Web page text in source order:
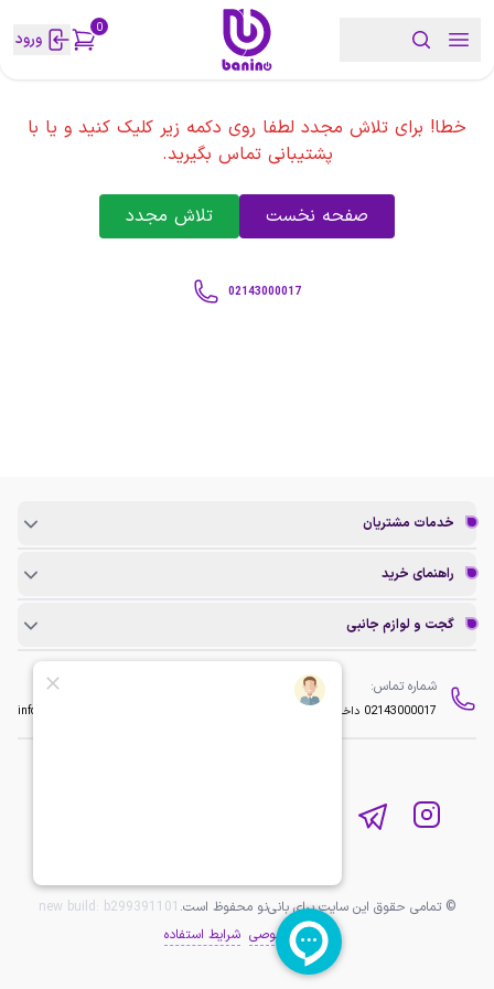
0 ورود
خطا! برای تلاش مجدد لطفا روی دکمه زیر کلیک کنید و یا با
پشتیبانی تماس بگیرید.
صفحه نخست تلاش مجدد
02143000017
خدمات مشتریان
راهنمای خرید
گجت و لوازم جانبی
شماره تماس:
02143000017 داخلی 2 info@baninopc.com
© تمامی حقوق این سایت برای بانی‌نو محفوظ است. new build: b299391101
حریم خصوصی شرایط استفاده